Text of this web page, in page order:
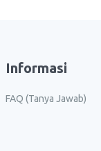
Informasi
FAQ (Tanya Jawab)